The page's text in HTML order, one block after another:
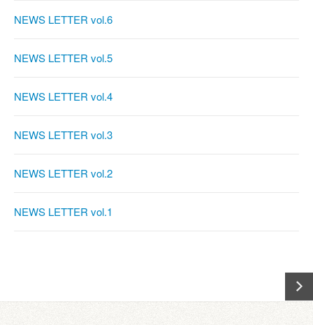
NEWS LETTER vol.6
NEWS LETTER vol.5
NEWS LETTER vol.4
NEWS LETTER vol.3
NEWS LETTER vol.2
NEWS LETTER vol.1